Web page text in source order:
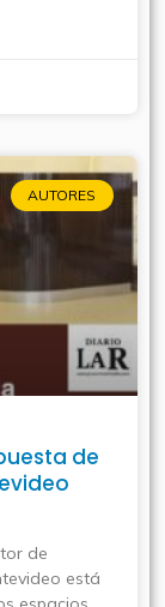
AUTORES
de
de
está